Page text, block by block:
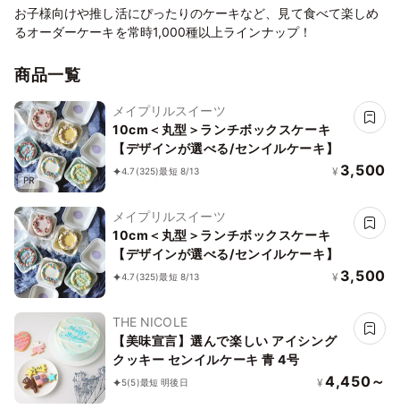
お子様向けや推し活にぴったりのケーキなど、見て食べて楽しめ
るオーダーケーキを常時1,000種以上ラインナップ！
商品一覧
PR
メイプリルスイーツ
10cm＜丸型＞ランチボックスケーキ
【デザインが選べる/センイルケーキ】
4.7 (325)最短 8/13 ¥ 3,500
メイプリルスイーツ
10cm＜丸型＞ランチボックスケーキ
【デザインが選べる/センイルケーキ】
4.7 (325)最短 8/13 ¥ 3,500
THE NICOLE
【美味宣言】選んで楽しい アイシング
クッキー センイルケーキ 青 4号
5(5)最短 明後日 ¥ 4,450～